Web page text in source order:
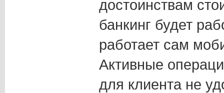
достоинствам
банкинг будет
работает сам
Активные
для клиента не